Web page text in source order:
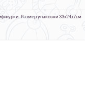
Размер упаковки 33х24х7см